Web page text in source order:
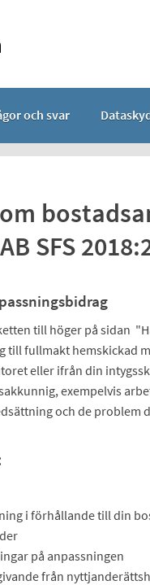
och svar
SFS
till höger på sidan
till fullmakt hemskickad
eller ifrån din
exempelvis
och de
i förhållande till din
på anpassningen
från